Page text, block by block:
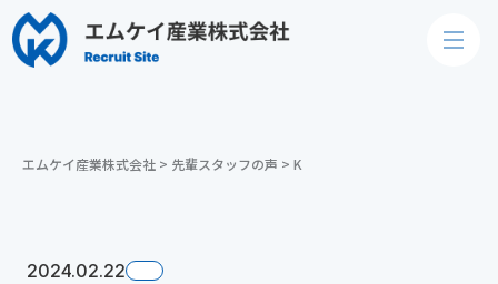
エムケイ産業株式会社 > 先輩スタッフの声 > K
2024.02.22